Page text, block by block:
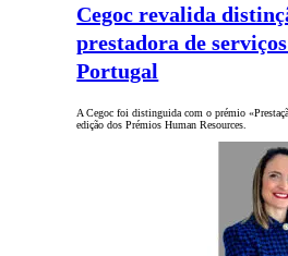
Cegoc revalida
prestadora de
Portugal
A Cegoc foi distinguida com o prémio
edição dos Prémios Human Resources.